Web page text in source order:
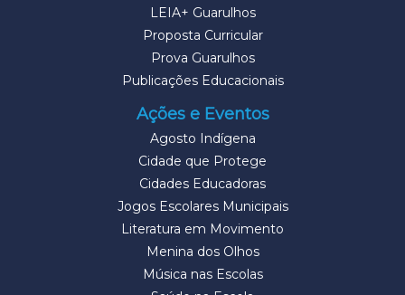
LEIA+ Guarulhos
Proposta Curricular
Prova Guarulhos
Publicações Educacionais
Ações e Eventos
Agosto Indígena
Cidade que Protege
Cidades Educadoras
Jogos Escolares Municipais
Literatura em Movimento
Menina dos Olhos
Música nas Escolas